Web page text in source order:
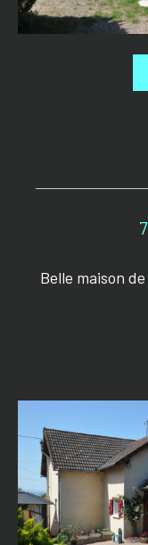
Belle maison